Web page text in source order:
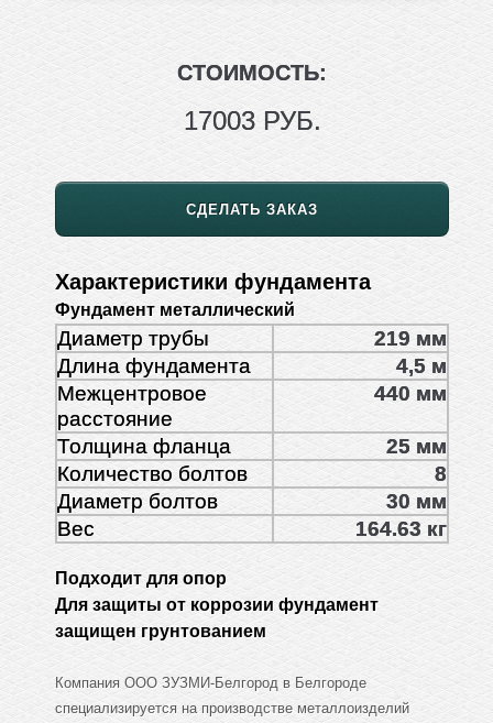
СТОИМОСТЬ:
17003 РУБ.
СДЕЛАТЬ ЗАКАЗ
Характеристики фундамента
Фундамент металлический
Диаметр трубы
219 мм
Длина фундамента
4,5 м
Межцентровое
расстояние
440 мм
Толщина фланца
25 мм
Количество болтов
8
Диаметр болтов
30 мм
Вес
164.63 кг
Подходит для опор
Для защиты от коррозии фундамент
защищен грунтованием
Компания ООО ЗУЗМИ-Белгород в Белгороде
специализируется на производстве металлоизделий